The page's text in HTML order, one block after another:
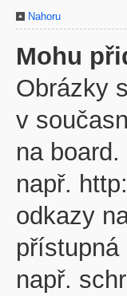
Nahoru
Mohu
Obrázky
v
na
např.
odkazy
např.